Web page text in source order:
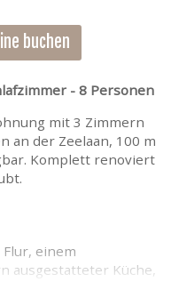
buchen
- 8 Personen
mit 3 Zimmern
an der Zeelaan, 100 m
Komplett renoviert
einem
ausgestatteter Küche,
Dusche und WC. Es